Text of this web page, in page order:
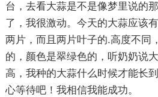
台，去看大蒜是不是像梦里说的
了，我很激动。今天的大蒜应该
两片，而且两片叶子的.高度不同
的，颜色是翠绿色的，听奶奶说
高，我种的大蒜什么时候才能长
心等待吧！我相信我能成功。